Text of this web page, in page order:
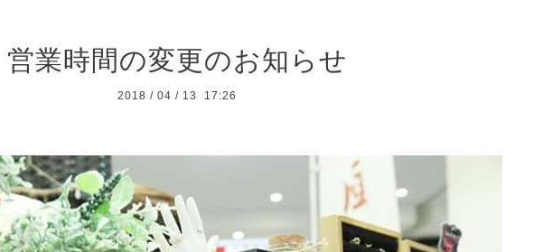
営業時間の変更のお知らせ
2018 / 04 / 13 17:26